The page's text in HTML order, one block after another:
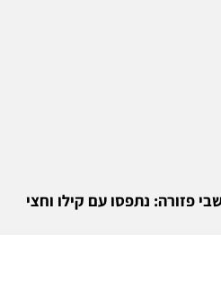
פזורה: נתפסו עם קילו וחצי